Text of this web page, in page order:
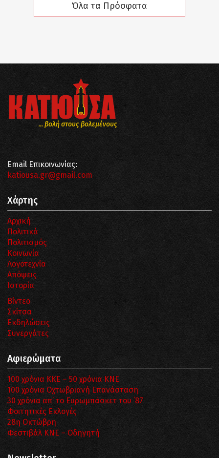
Όλα τα Πρόσφατα
... βολή στους βολεμένους
Email Επικοινωνίας:
katiousa.gr@gmail.com
Χάρτης
Αρχική
Πολιτικά
Πολιτισμός
Κοινωνία
Λογοτεχνία
Απόψεις
Ιστορία
Βίντεο
Σκίτσα
Εκδηλώσεις
Συνεργάτες
Αφιερώματα
100 χρόνια ΚΚΕ – 50 χρόνια ΚΝΕ
100 χρόνια Οχτωβριανή Επανάσταση
30 χρόνια απ’ το Ευρωμπάσκετ του ΄87
Φοιτητικές Εκλογές
28η Οκτώβρη
Φεστιβάλ ΚΝΕ – Οδηγητή